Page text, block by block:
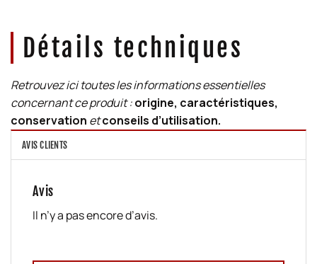
Détails techniques
Retrouvez ici toutes les informations essentielles
concernant ce produit :origine, caractéristiques,
conservation etconseils d’utilisation.
AVIS CLIENTS
Avis
Il n’y a pas encore d’avis.